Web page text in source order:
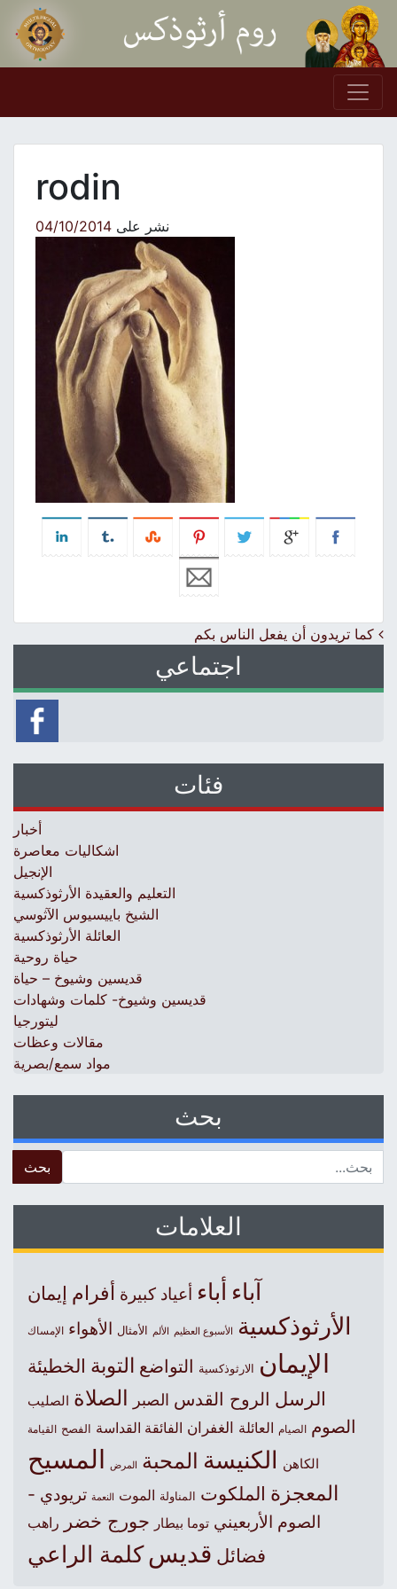
Skip to content
Main Navigation
rodin
نشر على04/10/2014
Post navigation
كما تريدون أن يفعل الناس بكم
اجتماعي
فئات
أخبار
اشكاليات معاصرة
الإنجيل
التعليم والعقيدة الأرثوذكسية
الشيخ باييسيوس الآثوسي
العائلة الأرثوذكسية
حياة روحية
قديسين وشيوخ – حياة
قديسين وشيوخ- كلمات وشهادات
ليتورجيا
مقالات وعظات
مواد سمع/بصرية
بحث
العلامات
آباءأباء أعياد كبيرة أفرام إيمان
الأرثوذكسية الأسبوع العظيم الألم الأمثال الأهواء الإمساك
الإيمان الارثوذكسية التواضع التوبة الخطيئة
الرسل الروح القدس الصبر الصلاة الصليب
الصوم الصيام العائلة الغفران الفائقة القداسة الفصح القيامة
الكاهن الكنيسةالمحبة المرض المسيح
المعجزة الملكوت المناولة الموت النعمة تريودي -
الصوم الأربعيني توما بيطار جورج خضر راهب
فضائل قديس كلمة الراعي